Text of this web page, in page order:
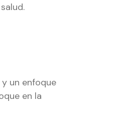
un enfoque
en la